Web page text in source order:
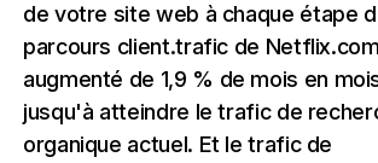
de votre site web à chaque étape
parcours client.trafic de
augmenté de 1,9 % de mois en
jusqu'à atteindre le trafic de
organique actuel. Et le trafic de